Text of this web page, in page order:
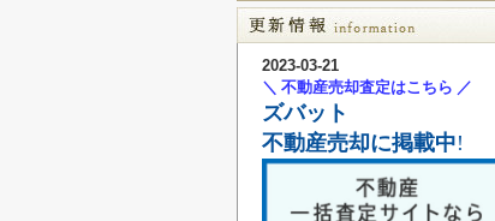
2023-03-21
＼ 不動産売却査定はこちら ／
ズバット
不動産売却に掲載中!